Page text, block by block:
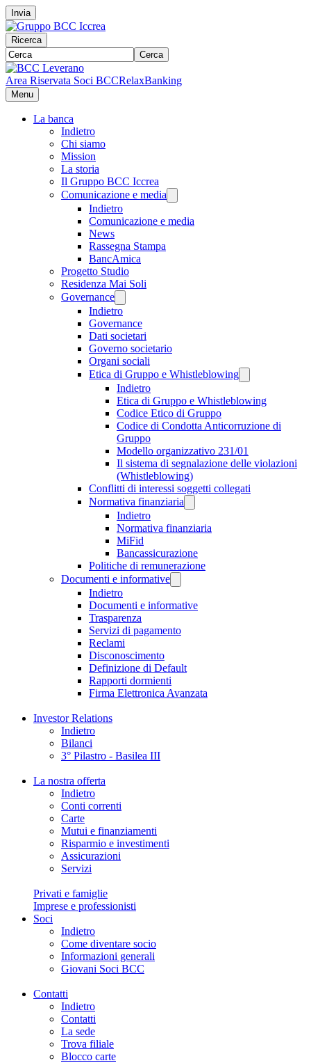
Invia
Ricerca
Cerca
Area Riservata Soci BCCRelaxBanking
Menu
La banca
Indietro
Chi siamo
Mission
La storia
Il Gruppo BCC Iccrea
Comunicazione e media
Indietro
Comunicazione e media
News
Rassegna Stampa
BancAmica
Progetto Studio
Residenza Mai Soli
Governance
Indietro
Governance
Dati societari
Governo societario
Organi sociali
Etica di Gruppo e Whistleblowing
Indietro
Etica di Gruppo e Whistleblowing
Codice Etico di Gruppo
Codice di Condotta Anticorruzione di
Gruppo
Modello organizzativo 231/01
Il sistema di segnalazione delle violazioni
(Whistleblowing)
Conflitti di interessi soggetti collegati
Normativa finanziaria
Indietro
Normativa finanziaria
MiFid
Bancassicurazione
Politiche di remunerazione
Documenti e informative
Indietro
Documenti e informative
Trasparenza
Servizi di pagamento
Reclami
Disconoscimento
Definizione di Default
Rapporti dormienti
Firma Elettronica Avanzata
Investor Relations
Indietro
Bilanci
3° Pilastro - Basilea III
La nostra offerta
Indietro
Conti correnti
Carte
Mutui e finanziamenti
Risparmio e investimenti
Assicurazioni
Servizi
Privati e famiglie
Imprese e professionisti
Soci
Indietro
Come diventare socio
Informazioni generali
Giovani Soci BCC
Contatti
Indietro
Contatti
La sede
Trova filiale
Blocco carte